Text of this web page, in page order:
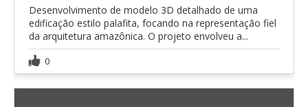
Desenvolvimento de modelo 3D detalhado de uma
edificação estilo palafita, focando na representação fiel
da arquitetura amazônica. O projeto envolveu a...
0